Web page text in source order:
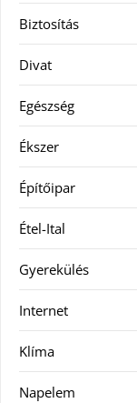
Biztosítás
Divat
Egészség
Ékszer
Építőipar
Étel-Ital
Gyerekülés
Internet
Klíma
Napelem